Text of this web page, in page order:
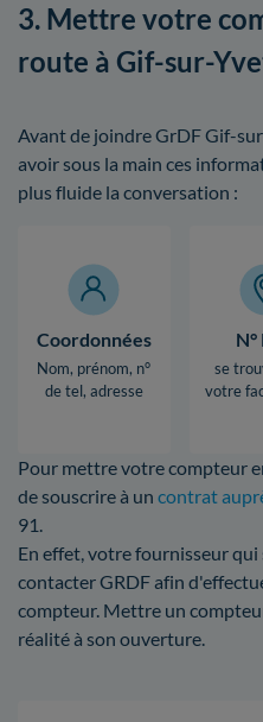
3. Mettre votre
route à Gif-sur-
Avant de joindre GrDF Gif-
avoir sous la main ces
plus fluide la conversation :
Coordonnées
Nom, prénom, n°
de tel, adresse
N°
se
votre
Pour mettre votre compteur
de souscrire à un contrat
91.
En effet, votre fournisseur qui
contacter GRDF afin
compteur. Mettre un
réalité à son ouverture.